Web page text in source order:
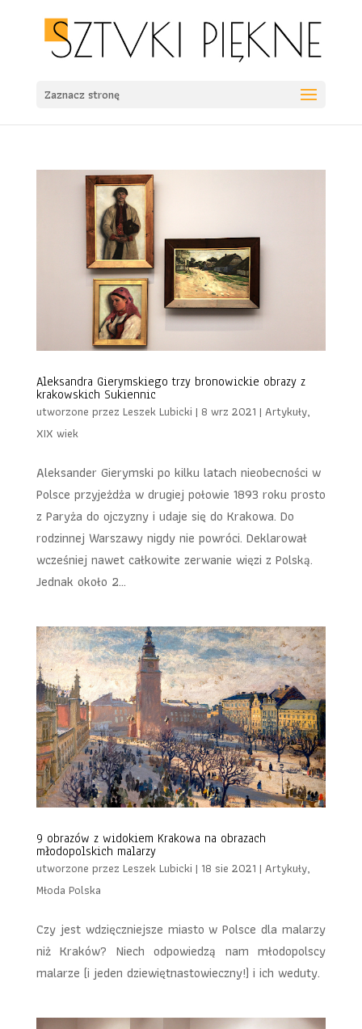
Zaznacz stronę
Aleksandra Gierymskiego trzy bronowickie obrazy z
krakowskich Sukiennic
utworzone przez Leszek Lubicki | 8 wrz 2021 | Artykuły,
XIX wiek
Aleksander Gierymski po kilku latach nieobecności w
Polsce przyjeżdża w drugiej połowie 1893 roku prosto
z Paryża do ojczyzny i udaje się do Krakowa. Do
rodzinnej Warszawy nigdy nie powróci. Deklarował
wcześniej nawet całkowite zerwanie więzi z Polską.
Jednak około 2...
9 obrazów z widokiem Krakowa na obrazach
młodopolskich malarzy
utworzone przez Leszek Lubicki | 18 sie 2021 | Artykuły,
Młoda Polska
Czy jest wdzięczniejsze miasto w Polsce dla malarzy
niż Kraków? Niech odpowiedzą nam młodopolscy
malarze (i jeden dziewiętnastowieczny!) i ich weduty.